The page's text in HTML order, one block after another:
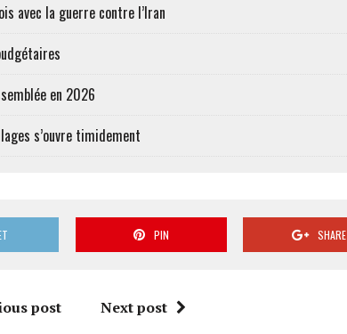
avec la guerre contre l’Iran
en 2026
s’ouvre timidement
PIN SHARE
post Next post